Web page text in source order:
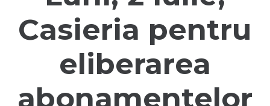
Casieria pentru
eliberarea
abonamentelor